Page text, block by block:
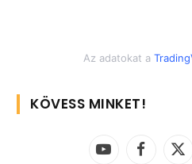
Az adatokat a
KÖVESS MINKET!
YouTubeFacebook
X